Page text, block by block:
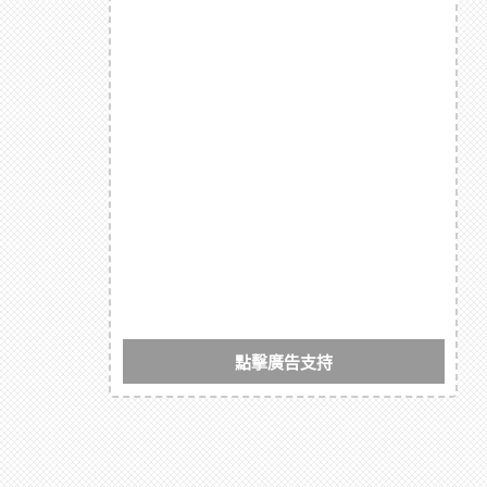
點擊廣告支持